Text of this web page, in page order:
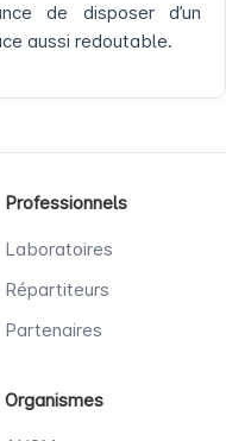
de disposer d’un
aussi redoutable.
Professionnels
Laboratoires
Répartiteurs
Partenaires
Organismes